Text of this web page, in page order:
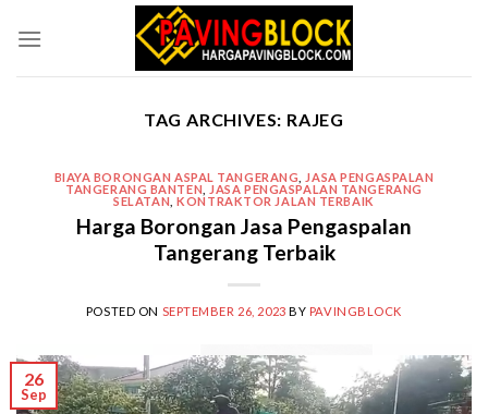
TAG ARCHIVES: RAJEG
BIAYA BORONGAN ASPAL TANGERANG
JASA PENGASPALAN
TANGERANG BANTEN
JASA PENGASPALAN TANGERANG
SELATAN ,KONTRAKTOR JALAN TERBAIK
Harga Borongan Jasa Pengaspalan
Tangerang Terbaik
POSTED ON SEPTEMBER 26, 2023 BY PAVINGBLOCK
26
Sep